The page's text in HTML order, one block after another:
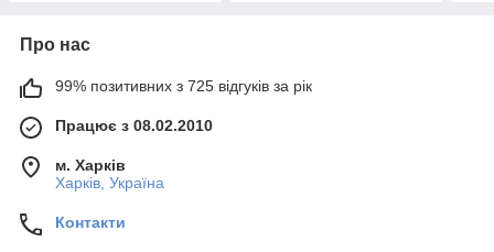
Про нас
99% позитивних з 725 відгуків за рік
Працює з 08.02.2010
м. Харків
Харків, Україна
Контакти